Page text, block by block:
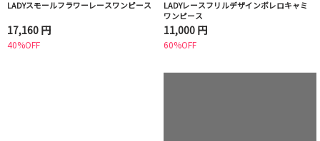
LADYスモールフラワーレースワンピース
17,160 円
40%OFF
LADYレースフリルデザインボレロキャミ
ワンピース
11,000 円
60%OFF